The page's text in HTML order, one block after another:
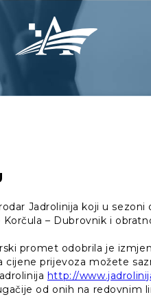
Jadrolinija koji u sezoni
– Dubrovnik i
promet odobrila je
prijevoza možete
http://
od onih na redovnim